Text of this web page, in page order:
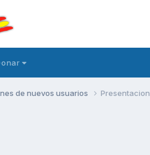
de nuevos usuarios Presentacion